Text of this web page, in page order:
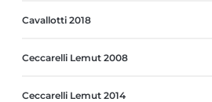
Cavallotti 2018
Ceccarelli Lemut 2008
Ceccarelli Lemut 2014